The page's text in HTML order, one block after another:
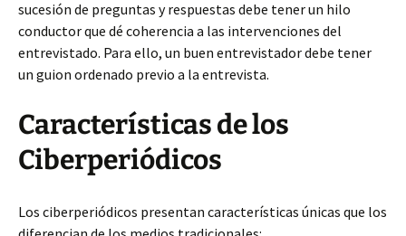
sucesión de preguntas y respuestas debe tener un hilo
conductor que dé coherencia a las intervenciones del
entrevistado. Para ello, un buen entrevistador debe tener
un guion ordenado previo a la entrevista.
Características de los
Ciberperiódicos
Los ciberperiódicos presentan características únicas que los